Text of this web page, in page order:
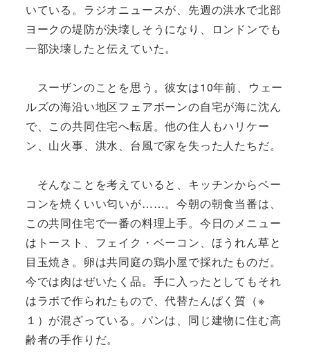
いている。ラジオニュースが、先週の洪水で北部
ヨークの堤防が決壊しそうになり、ロンドンでも
一部決壊したと伝えていた。
スーザンのことを思う。彼女は10年前、ウェー
ルズの海沿い地区フェアボーンの自宅が海に沈ん
で、この共同住宅へ転居。他の住人もハリケー
ン、山火事、洪水、台風で家を失った人たちだ。
そんなことを考えていると、キッチンからベー
コンを焼くいい匂いが……。今朝の朝食当番は、
この共同住宅で一番の料理上手。今日のメニュー
はトースト、フェイク・ベーコン、ほうれん草と
目玉焼き。卵は共同庭の鶏小屋で採れたものだ。
今では肉はぜいたく品。手に入ったとしてもそれ
はラボで作られたもので、代替たんぱく質（※
１）が混ざっている。パンは、同じ建物に住む高
齢者の手作りだ。